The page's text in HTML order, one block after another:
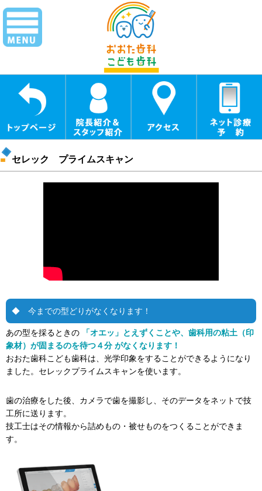
セレック プライムスキャン
◆ 今までの型どりがなくなります！
あの型を採るときの 「オエッ」とえずくことや、歯科用の粘土（印
象材）が固まるのを待つ４分 がなくなります！
おおた歯科こども歯科は、光学印象をすることができるようになり
ました。セレックプライムスキャンを使います。
歯の治療をした後、カメラで歯を撮影し、そのデータをネットで技
工所に送ります。
技工士はその情報から詰めもの・被せものをつくることができま
す。